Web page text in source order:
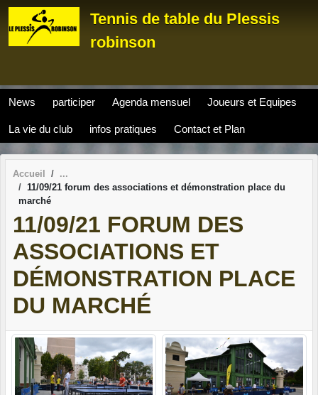
Tennis de table du Plessis
robinson
News participer Agenda mensuel Joueurs et Equipes
La vie du club infos pratiques Contact et Plan
Accueil
11/09/21 forum des associations et démonstration place du
marché
11/09/21 FORUM DES
ASSOCIATIONS ET
DÉMONSTRATION PLACE
DU MARCHÉ
Panneau de gestion des cookies